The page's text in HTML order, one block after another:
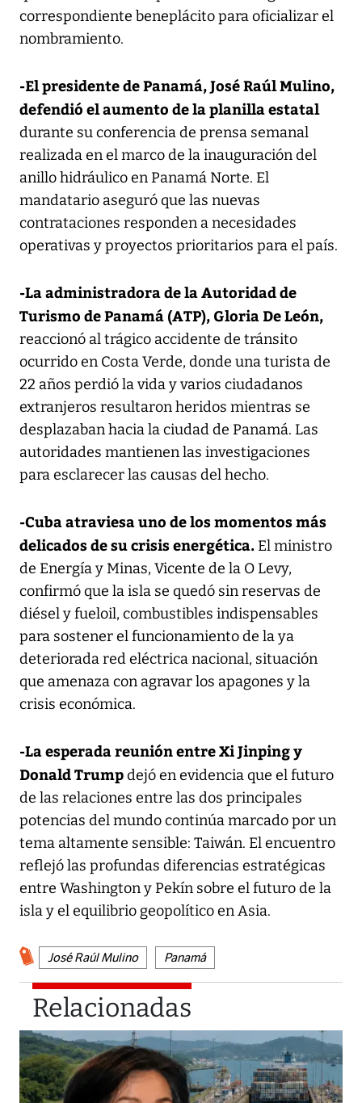
correspondiente beneplácito para oficializar el
nombramiento.
-El presidente de Panamá, José Raúl Mulino,
defendió el aumento de la planilla estatal
durante su conferencia de prensa semanal
realizada en el marco de la inauguración del
anillo hidráulico en Panamá Norte. El
mandatario aseguró que las nuevas
contrataciones responden a necesidades
operativas y proyectos prioritarios para el país.
-La administradora de la Autoridad de
Turismo de Panamá (ATP), Gloria De León,
reaccionó al trágico accidente de tránsito
ocurrido en Costa Verde, donde una turista de
22 años perdió la vida y varios ciudadanos
extranjeros resultaron heridos mientras se
desplazaban hacia la ciudad de Panamá. Las
autoridades mantienen las investigaciones
para esclarecer las causas del hecho.
-Cuba atraviesa uno de los momentos más
delicados de su crisis energética.El ministro
de Energía y Minas, Vicente de la O Levy,
confirmó que la isla se quedó sin reservas de
diésel y fueloil, combustibles indispensables
para sostener el funcionamiento de la ya
deteriorada red eléctrica nacional, situación
que amenaza con agravar los apagones y la
crisis económica.
-La esperada reunión entre Xi Jinping y
Donald Trumpdejó en evidencia que el futuro
de las relaciones entre las dos principales
potencias del mundo continúa marcado por un
tema altamente sensible: Taiwán. El encuentro
reflejó las profundas diferencias estratégicas
entre Washington y Pekín sobre el futuro de la
isla y el equilibrio geopolítico en Asia.
José Raúl Mulino Panamá
Relacionadas